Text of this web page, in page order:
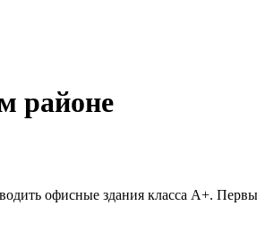
районе
офисные здания класса А+.